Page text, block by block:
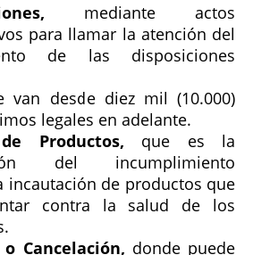
mediante actos
para llamar la atención del
de las disposiciones
van desde diez mil (10.000)
legales en adelante.
Productos, que es la
del incumplimiento
incautación de productos que
contra la salud de los
Cancelación, donde puede